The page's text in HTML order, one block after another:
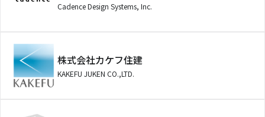
Cadence Design Systems, Inc.
株式会社カケフ住建
KAKEFU JUKEN CO.,LTD.